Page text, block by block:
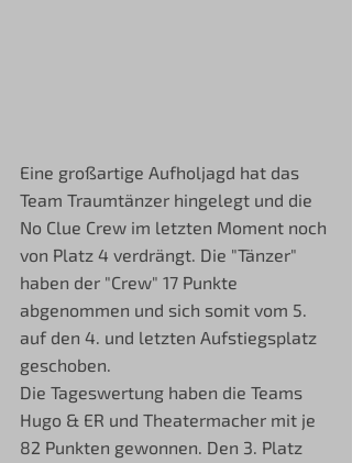
Eine großartige Aufholjagd hat das
Team Traumtänzer hingelegt und die
No Clue Crew im letzten Moment noch
von Platz 4 verdrängt. Die "Tänzer"
haben der "Crew" 17 Punkte
abgenommen und sich somit vom 5.
auf den 4. und letzten Aufstiegsplatz
geschoben.
Die Tageswertung haben die Teams
Hugo & ER und Theatermacher mit je
82 Punkten gewonnen. Den 3. Platz